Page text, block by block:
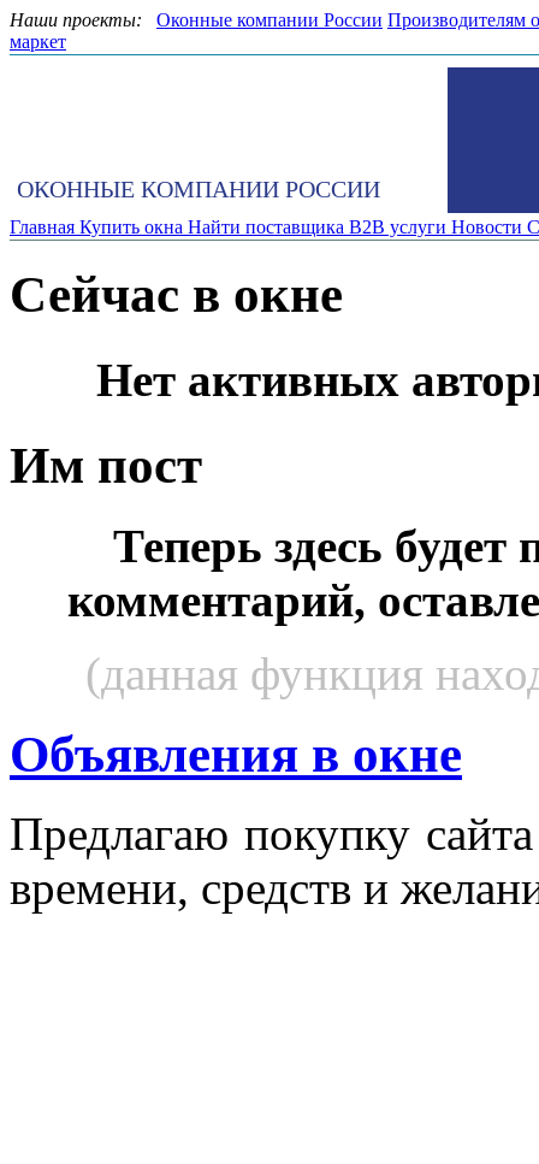
Наши проекты: Оконные компании России Производителям
маркет
ОКОННЫЕ КОМПАНИИ РОССИИ
Главная Купить окна Найти поставщика B2B услуги Новости
Сейчас в окне
Нет активных
Им пост
Теперь здесь будет
комментарий,
(данная функция
Объявления в окне
Пред­ла­гаю по­куп­ку
вре­мени, средств и